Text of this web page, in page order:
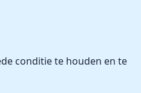
conditie te houden en te